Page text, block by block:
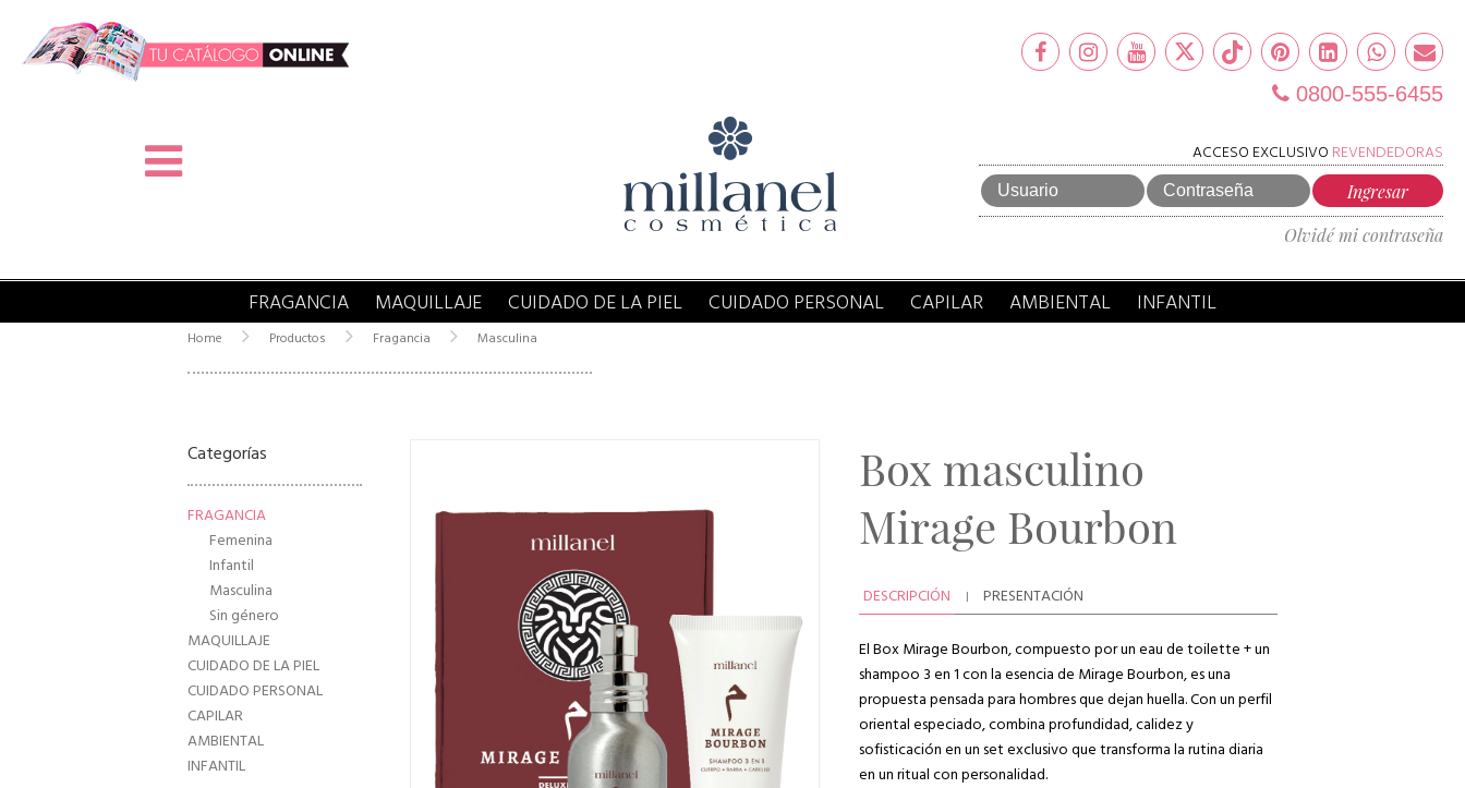
0800-555-6455
ACCESO EXCLUSIVO REVENDEDORAS
Olvidé mi contraseña
FRAGANCIA MAQUILLAJE CUIDADO DE LA PIEL CUIDADO PERSONAL CAPILAR AMBIENTAL INFANTIL
Home Productos Fragancia Masculina
Categorías
FRAGANCIA
Femenina
Infantil
Masculina
Sin género
MAQUILLAJE
CUIDADO DE LA PIEL
CUIDADO PERSONAL
CAPILAR
AMBIENTAL
INFANTIL
Box masculino
Mirage Bourbon
DESCRIPCIÓN PRESENTACIÓN
El Box Mirage Bourbon, compuesto por un eau de toilette + un
shampoo 3 en 1 con la esencia de Mirage Bourbon, es una
propuesta pensada para hombres que dejan huella. Con un perfil
oriental especiado, combina profundidad, calidez y
sofisticación en un set exclusivo que transforma la rutina diaria
en un ritual con personalidad.